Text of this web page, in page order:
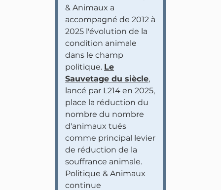
& Animaux a
accompagné de 2012 à
2025 l'évolution de la
condition animale
dans le champ
politique. Le
Sauvetage du siècle,
lancé par L214 en 2025,
place la réduction du
nombre du nombre
d'animaux tués
comme principal levier
de réduction de la
souffrance animale.
Politique & Animaux
continue